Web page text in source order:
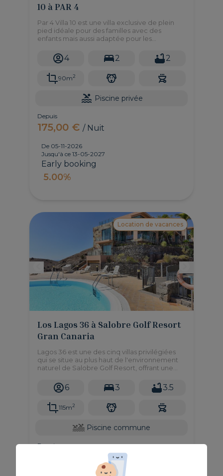
10 à PAR 4
Par 4 Villa 10 est une villa exclusive de plein
pied idéale pour des familles avec des
enfants mais aussi adaptée pour les
se trouve à seulement 10 minutes des plages!
4 2 2
90m2
Piscine privée
Depuis
175,00 €/ Nuit
De 05-11-2026
Jusqu'à ce 13-05-2027
Early booking
5.00%
Location de vacances
Los Lagos 36 à Salobre Golf Resort
Gran Canaria
Lagos 36 est une des cinq villas privilégiées
qui se situe au plus haut de l'environnement
naturel de Salobre Golf Resort, offrant une
montagnes.
6 3 3.5
115m2
Piscine commune
Depuis